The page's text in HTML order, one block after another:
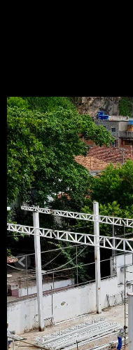
Serviço
Metálica.